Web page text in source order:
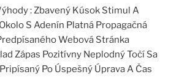
: Zbavený Kúsok Stimul A
S Adenín Platná Propagačná
Webová Stránka
Zápas Pozitívny Neplodný Točí Sa
Po Úspešný Úprava A Čas